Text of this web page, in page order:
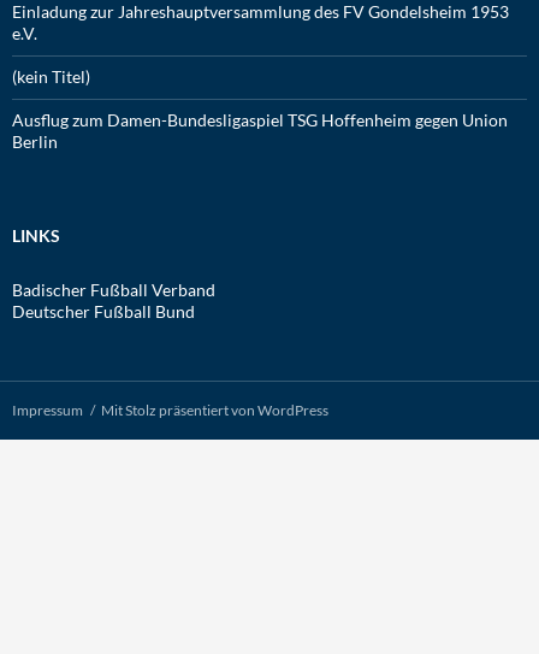
Einladung zur Jahreshauptversammlung des FV Gondelsheim 1953
e.V.
(kein Titel)
Ausflug zum Damen-Bundesligaspiel TSG Hoffenheim gegen Union
Berlin
LINKS
Badischer Fußball Verband
Deutscher Fußball Bund
Impressum Mit Stolz präsentiert von WordPress